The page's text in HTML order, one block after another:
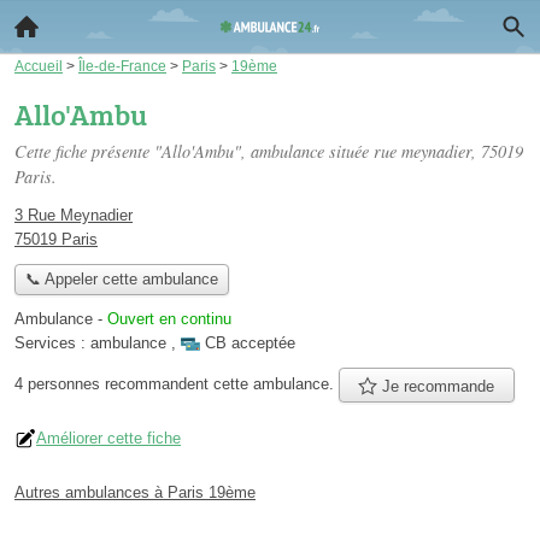
Accueil > Île-de-France > Paris > 19ème
Allo'Ambu
Cette fiche présente "Allo'Ambu", ambulance située rue meynadier, 75019
Paris.
3 Rue Meynadier
75019 Paris
📞 Appeler cette ambulance
Ambulance - Ouvert en continu
Services : ambulance , CB acceptée
4 personnes recommandent cette ambulance. Je recommande
Améliorer cette fiche
Autres ambulances à Paris 19ème